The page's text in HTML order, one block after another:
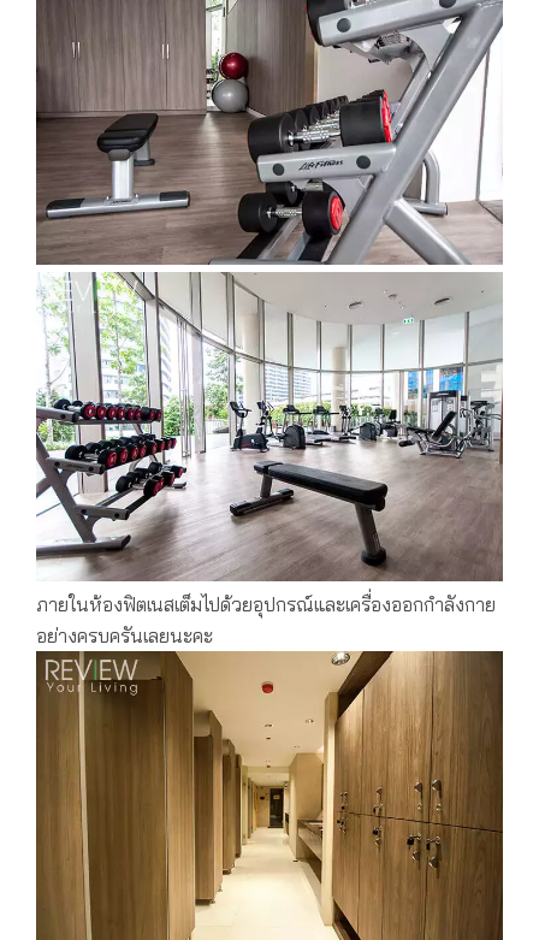
ภายในห้องฟิตเนสเต็มไปด้วยอุปกรณ์และเครื่องออกกำลังกาย
อย่างครบครันเลยนะคะ